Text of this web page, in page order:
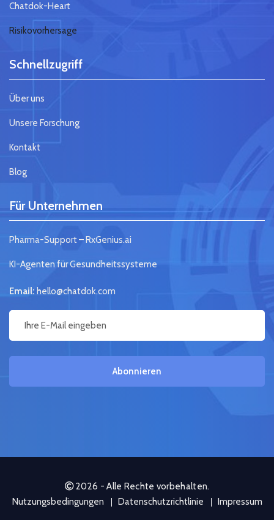
Chatdok-Heart
Risikovorhersage
Schnellzugriff
Über uns
Unsere Forschung
Kontakt
Blog
Für Unternehmen
Pharma-Support – RxGenius.ai
KI-Agenten für Gesundheitssysteme
Email: hello@chatdok.com
Abonnieren
2026 - Alle Rechte vorbehalten.
Nutzungsbedingungen
Datenschutzrichtlinie Impressum